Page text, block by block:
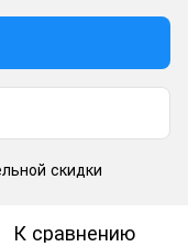
скидки
К сравнению